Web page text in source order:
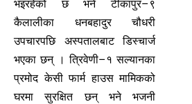
भइरहेको छ भने टीकापुर–९
कैलालीका धनबहादुर चौधरी
उपचारपछि अस्पतालबाट डिस्चार्ज
भएका छन् । त्रिवेणी–१ सल्यानका
प्रमोद केसी फार्म हाउस मामिकको
घरमा सुरक्षित छन् भने भजनी